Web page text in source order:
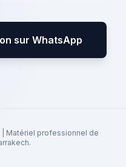
sur WhatsApp
Matériel professionnel de